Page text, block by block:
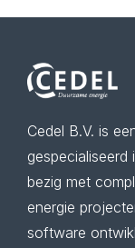
Cedel B.V. is
gespecialiseerd
bezig met
energie
software